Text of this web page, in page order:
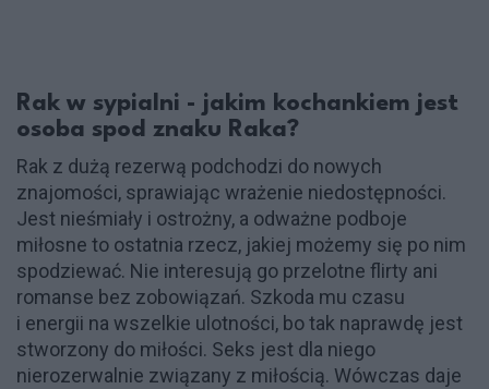
Rak w sypialni - jakim kochankiem jest
osoba spod znaku Raka?
Rak z dużą rezerwą podchodzi do nowych
znajomości, sprawiając wrażenie niedostępności.
Jest nieśmiały i ostrożny, a odważne podboje
miłosne to ostatnia rzecz, jakiej możemy się po nim
spodziewać. Nie interesują go przelotne flirty ani
romanse bez zobowiązań. Szkoda mu czasu
i energii na wszelkie ulotności, bo tak naprawdę jest
stworzony do miłości. Seks jest dla niego
nierozerwalnie związany z miłością. Wówczas daje